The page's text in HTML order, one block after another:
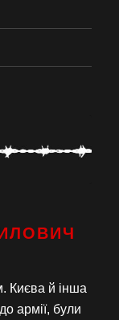
Києва й інша
армії, були